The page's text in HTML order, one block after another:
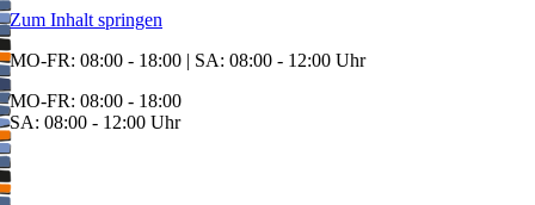
Zum Inhalt springen
MO-FR: 08:00 - 18:00 | SA: 08:00 - 12:00 Uhr
MO-FR: 08:00 - 18:00
SA: 08:00 - 12:00 Uhr
BEREITSCHAFT